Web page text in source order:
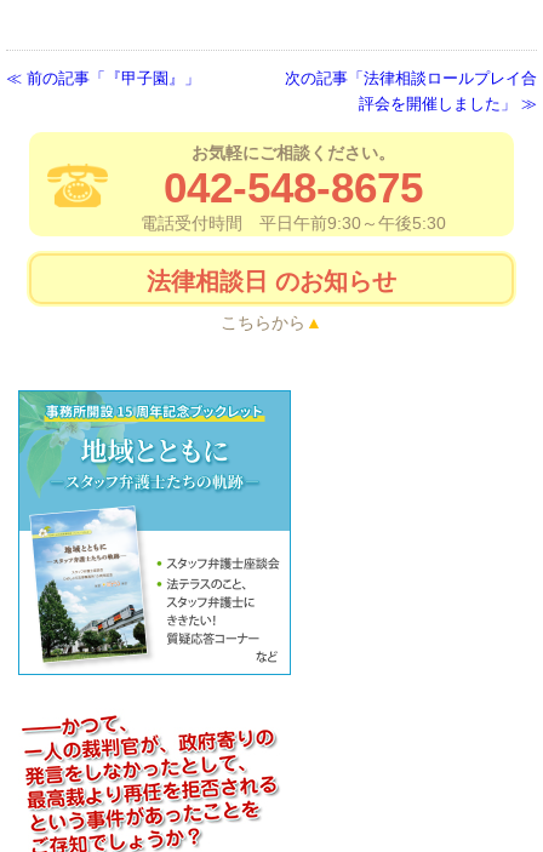
前の記事「『甲子園』」
次の記事「法律相談ロールプレイ合
評会を開催しました」
お気軽にご相談ください。
042-548-8675
電話受付時間 平日午前9:30～午後5:30
法律相談日 のお知らせ
こちらから